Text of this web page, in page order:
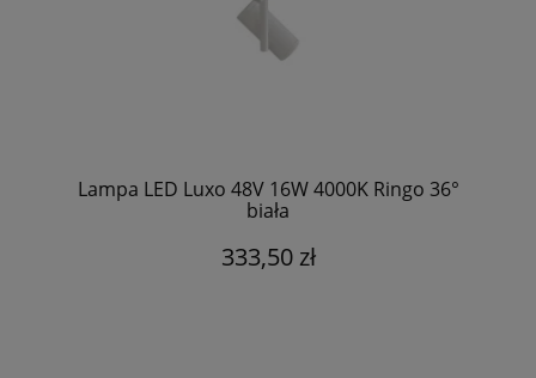
Lampa LED Luxo 48V 16W 4000K Ringo 36°
biała
333,50 zł